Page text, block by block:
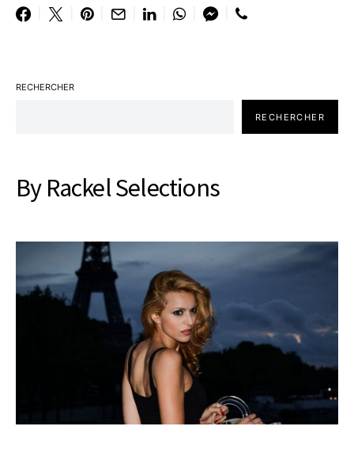
RECHERCHER
RECHERCHER
By Rackel Selections